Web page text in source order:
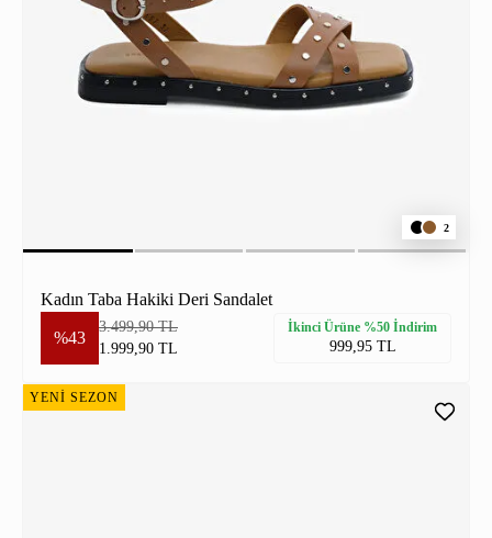
2
Kadın Taba Hakiki Deri Sandalet
%43
3.499,90 TL
1.999,90 TL
İkinci Ürüne %50 İndirim
999,95 TL
YENİ SEZON